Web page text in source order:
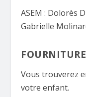
ASEM : Dolorès
Gabrielle
Vous trouverez
votre enfant.